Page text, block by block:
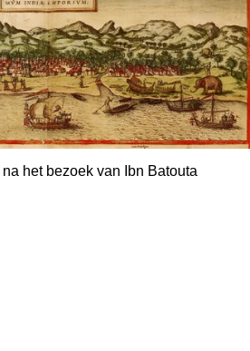
het bezoek van Ibn Batouta